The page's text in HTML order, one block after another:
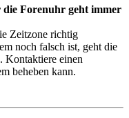
die Forenuhr geht immer
Zeitzone richtig
noch falsch ist, geht die
Kontaktiere einen
beheben kann.